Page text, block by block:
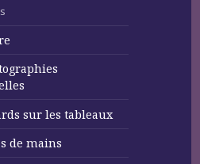
sur les tableaux
de mains